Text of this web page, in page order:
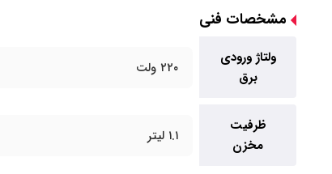
مشخصات فنی
ولتاژ ورودی
برق
۲۲۰ ولت
ظرفیت
مخزن
۱.۱ لیتر